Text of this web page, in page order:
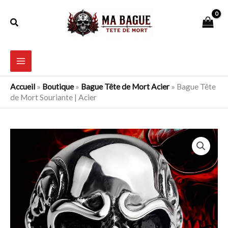
Rechercher
Accueil » Boutique» Bague Tête de Mort Acier » Bague Tête
de Mort Souriante | Acier
Bague
Souriante